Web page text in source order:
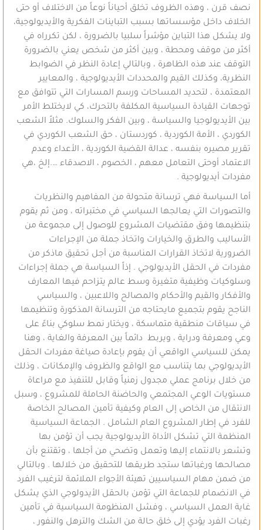
نصف قرن ، وهذه الظروف تخلق أحياناً نوعاً من الاختلاف أو حتى
الخلاف داخل مؤسساتها بسبب التباينات الفكرية والأيديولوجية،
ولا يشكل هذا التباين مؤشراً سلبيا بالضرورة ، لكن تكرراه في
أكثر من موقف ومحطة ، وبين أكثر من شخص يعني بالضرورة
التوقف عند هذه الظاهرة ، وبالتالي إعادة النظر في الضوابط
النظرية، وكذلك القيم والمحددات الأيديولوجية ، والمعايير
المعتمدة ، لتحديد المساحات ورسم المسارات التي تتوافق مع
توجهات القيادة السياسية المكلفة بالتحرك، كي لايختلط الأمر
بين الأيديولوجيا والسياسة ، وبين الفكر والسلوك. مثلاً الشعب
الكوردي ، الأمة الكوردية ، كوردستان ، حق الشعب الكوردي في
تقرير مصيره بنفسه ، عدالة القضية الكوردية ، الأعداء وعدم
الاعتماد أوحتى التعامل معهم ، الخصوم ، الاصدقاء ….إلخ ،هي
مفردات أيديولوجية .
أما السياسة فهي ترسانة متحولة من المفاهيم والنظريات
والتصورات التي يعالجها السياسي في مختبراته ، ومن ثم يقوم
بتنظيمها وفق مقتضيات المشروع للوصول إلى مجموعة من
الأساليب والطرق والخيارات واتخاذ جملة من الإجراءات
الضرورية لاتخاذ القرارات المناسبة من أجل تحقيق ماذكر من
مفردات في الحقل الأيديولوجي . إذاً السياسة هي جملة إجراءات
وسلوكيات وظيفية متغيرة وسط عالم يتزاحم فيها المعارف
والأفكار والقيم والأحكام والمصالح واللاعبين ، والسياسي
الناجح يقوم بتجميع مايحتاجه من الترسانة المذكورة وتنظيمها
في سياقات منطقية متماسكة ، ويختار نمط سلوكي بناءً على
وعي ومعرفة ودراية ، ويربط دائماً بين المعرفة والغاية ، وهنا
يمكن للسياسي الواقعي أن يقوم بإعادة صياغة مفردات الحقل
الأيديولوجي بما يتناسب مع الواقع والظروف والإمكانات ، وذلك
من خلال برنامج عملي مجدول زمنياً وقابل للتنفيذ مع مراعاة
مستويات الوعي المجتمعي والحاضنة الحاملة للمشروع ، وسبل
الانتقال من الخاص إلى العام وكيفية تأمين المصالح الخاصة
للفرد في إطار المشروع العام الشامل . الجماعة السياسية
المنظمة التي تشكل الأداة الأيديولوجية يجب أن تؤمن بها
وتشعر بالانتماء إليها وتعمل وتضحي من أجلها ، وتقتنع بأن
مصالحها ورغباتها ستجد طريقها للتحقيق من خلالها . وبالتالي
من ضمن مهام السياسيين تهيئة الأجواء الملائمة لترغيب الفرد
في الانضمام للجماعة التي تؤمن بالحقل الأيدولوجي الذي يشكل
غاية العمل السياسي ، وفشل المنظومة السياسية في تأمين
رغبات الفرد يؤدي إلى خلق حالة من الشك والترهل والنفور ،